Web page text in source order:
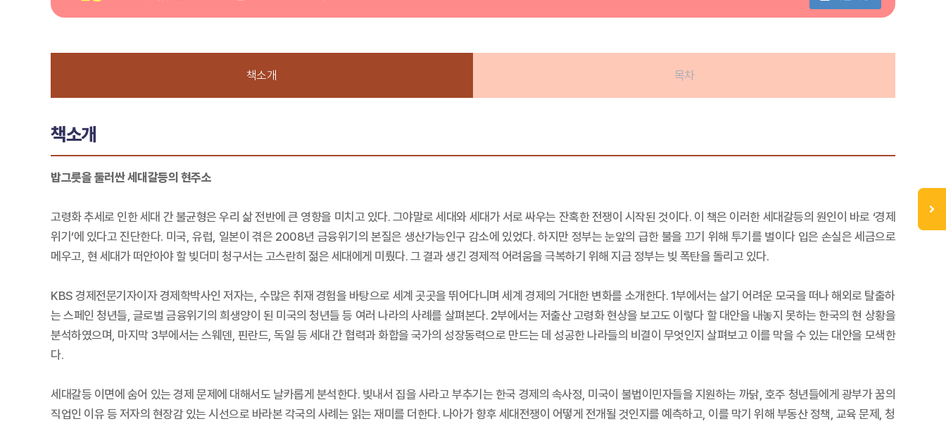
책소개 목차
책소개
밥그릇을 둘러싼 세대갈등의 현주소
고령화 추세로 인한 세대 간 불균형은 우리 삶 전반에 큰 영향을 미치고 있다. 그야말로 세대와 세대가 서로 싸우는 잔혹한 전쟁이 시작된 것이다. 이 책은 이러한 세대갈등의 원인이 바로 ‘경제
위기’에 있다고 진단한다. 미국, 유럽, 일본이 겪은 2008년 금융위기의 본질은 생산가능인구 감소에 있었다. 하지만 정부는 눈앞의 급한 불을 끄기 위해 투기를 벌이다 입은 손실은 세금으로
메우고, 현 세대가 떠안아야 할 빚더미 청구서는 고스란히 젊은 세대에게 미뤘다. 그 결과 생긴 경제적 어려움을 극복하기 위해 지금 정부는 빚 폭탄을 돌리고 있다.
KBS 경제전문기자이자 경제학박사인 저자는, 수많은 취재 경험을 바탕으로 세계 곳곳을 뛰어다니며 세계 경제의 거대한 변화를 소개한다. 1부에서는 살기 어려운 모국을 떠나 해외로 탈출하
는 스페인 청년들, 글로벌 금융위기의 희생양이 된 미국의 청년들 등 여러 나라의 사례를 살펴본다. 2부에서는 저출산 고령화 현상을 보고도 이렇다 할 대안을 내놓지 못하는 한국의 현 상황을
분석하였으며, 마지막 3부에서는 스웨덴, 핀란드, 독일 등 세대 간 협력과 화합을 국가의 성장동력으로 만드는 데 성공한 나라들의 비결이 무엇인지 살펴보고 이를 막을 수 있는 대안을 모색한
다.
세대갈등 이면에 숨어 있는 경제 문제에 대해서도 날카롭게 분석한다. 빚내서 집을 사라고 부추기는 한국 경제의 속사정, 미국이 불법이민자들을 지원하는 까닭, 호주 청년들에게 광부가 꿈의
직업인 이유 등 저자의 현장감 있는 시선으로 바라본 각국의 사례는 읽는 재미를 더한다. 나아가 향후 세대전쟁이 어떻게 전개될 것인지를 예측하고, 이를 막기 위해 부동산 정책, 교육 문제, 청